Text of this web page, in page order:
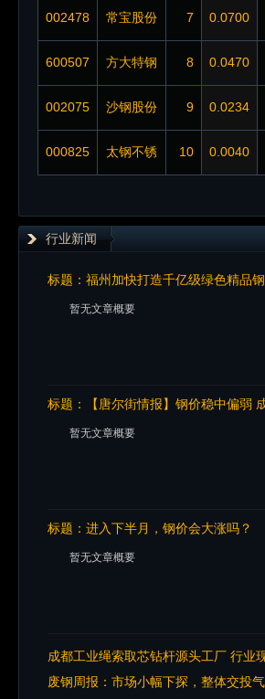
002478 常宝股份 7 0.0700
600507 方大特钢 8 0.0470
002075 沙钢股份 9 0.0234
000825 太钢不锈 10 0.0040
行业新闻
标题： 福州加快打造千亿级绿色精品
暂无文章概要
标题： 【唐尔街情报】钢价稳中偏弱
暂无文章概要
标题： 进入下半月，钢价会大涨吗？
暂无文章概要
成都工业绳索取芯钻杆源头工厂 行业
废钢周报：市场小幅下探，整体交投